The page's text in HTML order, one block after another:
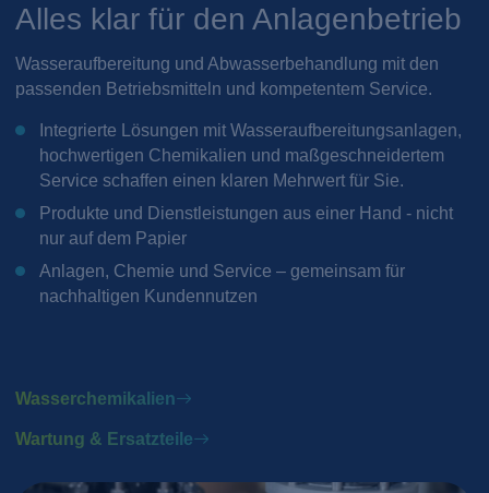
Alles klar für den Anlagenbetrieb
Wasseraufbereitung und Abwasserbehandlung mit den
passenden Betriebsmitteln und kompetentem Service.
Integrierte Lösungen mit Wasseraufbereitungsanlagen,
hochwertigen Chemikalien und maßgeschneidertem
Service schaffen einen klaren Mehrwert für Sie.
Produkte und Dienstleistungen aus einer Hand - nicht
nur auf dem Papier
Anlagen, Chemie und Service – gemeinsam für
nachhaltigen Kundennutzen
Wasserchemikalien
Wartung & Ersatzteile